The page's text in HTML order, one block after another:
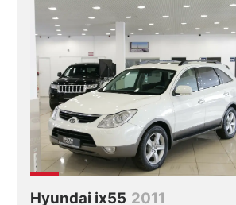
Hyundai ix55 2011